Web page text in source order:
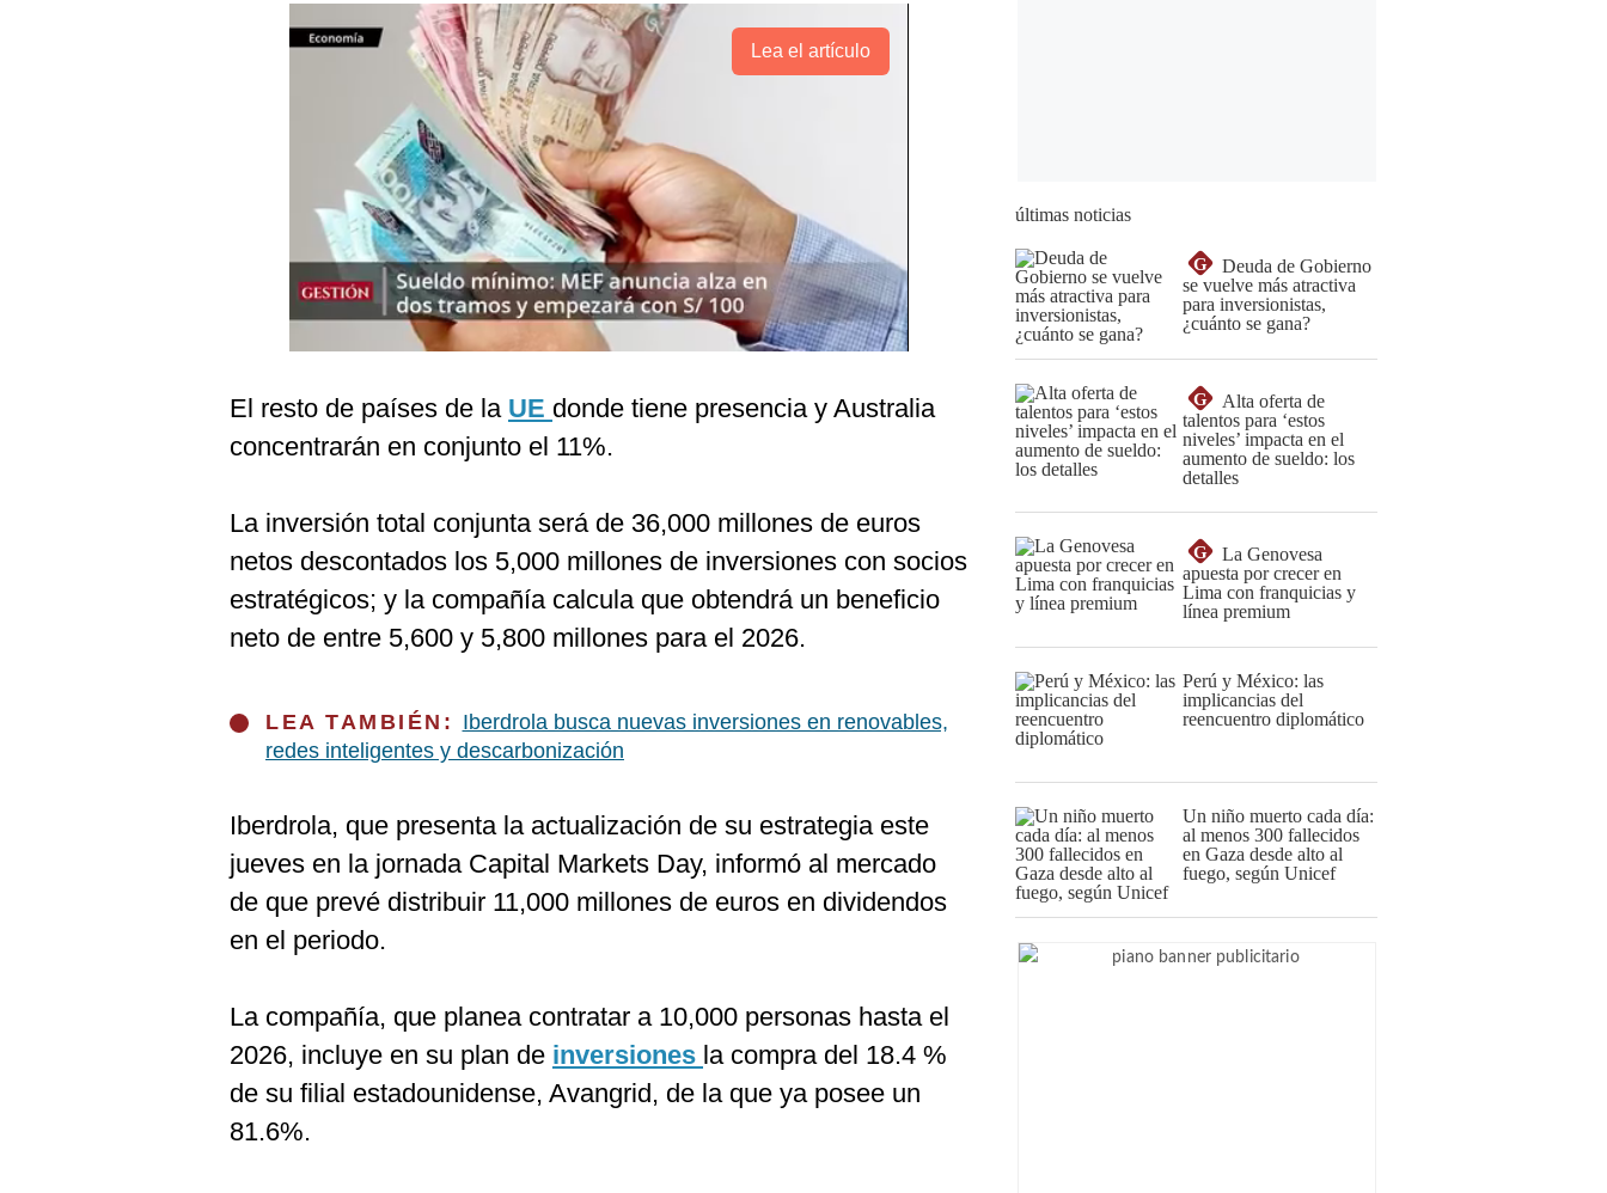
Lea el artículo
El resto de países de la UE donde tiene presencia y Australia
concentrarán en conjunto el 11%.
La inversión total conjunta será de 36,000 millones de euros
netos descontados los 5,000 millones de inversiones con socios
estratégicos; y la compañía calcula que obtendrá un beneficio
neto de entre 5,600 y 5,800 millones para el 2026.
LEA TAMBIÉN: Iberdrola busca nuevas inversiones en renovables,
redes inteligentes y descarbonización
Iberdrola, que presenta la actualización de su estrategia este
jueves en la jornada Capital Markets Day, informó al mercado
de que prevé distribuir 11,000 millones de euros en dividendos
en el periodo.
La compañía, que planea contratar a 10,000 personas hasta el
2026, incluye en su plan de inversiones la compra del 18.4 %
de su filial estadounidense, Avangrid, de la que ya posee un
81.6%.
últimas noticias
G
Deuda de Gobierno
se vuelve más atractiva
para inversionistas,
¿cuánto se gana?
G
Alta oferta de
talentos para ‘estos
niveles’ impacta en el
aumento de sueldo: los
detalles
G
La Genovesa
apuesta por crecer en
Lima con franquicias y
línea premium
Perú y México: las
implicancias del
reencuentro diplomático
Un niño muerto cada día:
al menos 300 fallecidos
en Gaza desde alto al
fuego, según Unicef